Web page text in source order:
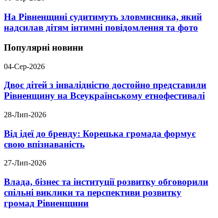
На Рівненщині судитимуть зловмисника, який
надсилав дітям інтимні повідомлення та фото
Популярні новини
04-Сер-2026
Двоє дітей з інвалідністю достойно представили
Рівненщину на Всеукраїнському етнофестивалі
28-Лип-2026
Від ідеї до бренду: Корецька громада формує
свою впізнаваність
27-Лип-2026
Влада, бізнес та інституції розвитку обговорили
спільні виклики та перспективи розвитку
громад Рівненщини